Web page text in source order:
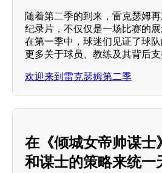
随着第二季的到来，雷克瑟姆
纪录片，不仅仅是一场比赛的
在第一季中，球迷们见证了球
更多关于球员、教练及其背后支
欢迎来到雷克瑟姆第二季
在《倾城女帝帅谋士
和谋士的策略来统一